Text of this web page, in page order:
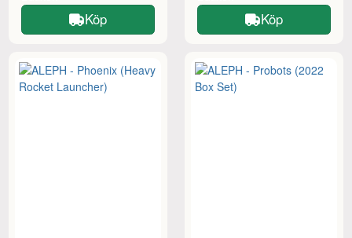
Köp Köp